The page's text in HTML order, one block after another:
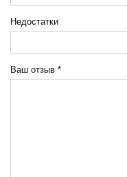
Ваш отзыв *
Недостатки